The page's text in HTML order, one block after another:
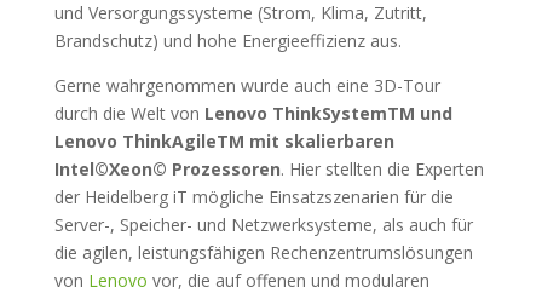
und Versorgungssysteme (Strom, Klima, Zutritt,
Brandschutz) und hohe Energieeffizienz aus.
Gerne wahrgenommen wurde auch eine 3D-Tour
durch die Welt von Lenovo ThinkSystemTM und
Lenovo ThinkAgileTM mit skalierbaren
Intel©Xeon© Prozessoren. Hier stellten die Experten
der Heidelberg iT mögliche Einsatzszenarien für die
Server-, Speicher- und Netzwerksysteme, als auch für
die agilen, leistungsfähigen Rechenzentrumslösungen
von Lenovo vor, die auf offenen und modularen